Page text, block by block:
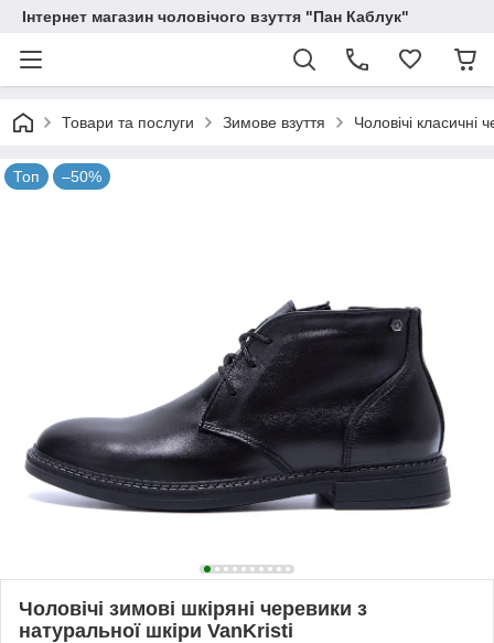
Інтернет магазин чоловічого взуття "Пан Каблук"
Товари та послуги Зимове взуття Чоловічі класичні
Топ –50%
Чоловічі зимові шкіряні черевики з
натуральної шкіри VanKristi